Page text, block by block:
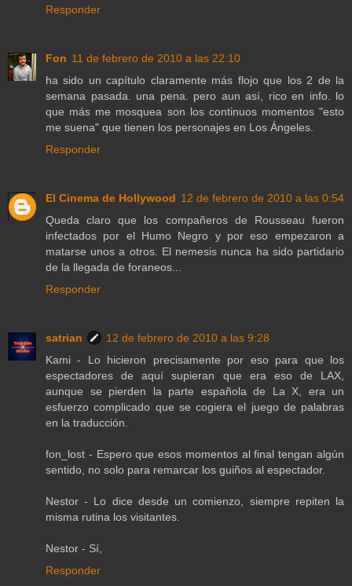
Responder
Fon 11 de febrero de 2010 a las 22:10
ha sido un capítulo claramente más flojo que los 2 de la
semana pasada. una pena. pero aun así, rico en info. lo
que más me mosquea son los continuos momentos "esto
me suena" que tienen los personajes en Los Ángeles.
Responder
El Cinema de Hollywood 12 de febrero de 2010 a las 0:54
Queda claro que los compañeros de Rousseau fueron
infectados por el Humo Negro y por eso empezaron a
matarse unos a otros. El nemesis nunca ha sido partidario
de la llegada de foraneos...
Responder
satrian
12 de febrero de 2010 a las 9:28
Kami - Lo hicieron precisamente por eso para que los
espectadores de aquí supieran que era eso de LAX,
aunque se pierden la parte española de La X, era un
esfuerzo complicado que se cogiera el juego de palabras
en la traducción.
fon_lost - Espero que esos momentos al final tengan algún
sentido, no solo para remarcar los guiños al espectador.
Nestor - Lo dice desde un comienzo, siempre repiten la
misma rutina los visitantes.
Nestor - Sí,
Responder